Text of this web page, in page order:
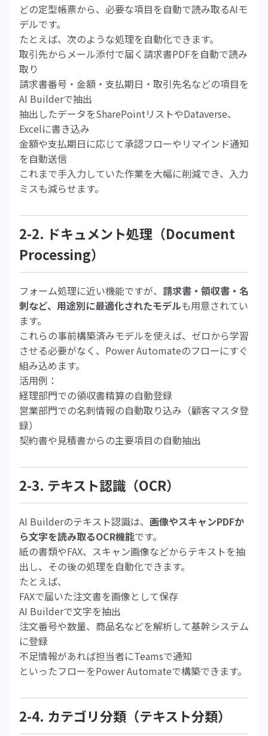
どの定型帳票から、必要な項目を自動で読み取るAIモ
デルです。
たとえば、次のような処理を自動化できます。
取引先からメール添付で届く請求書PDFを自動で読み
取り
請求書番号・金額・支払期日・取引先名などの項目を
AI Builderで抽出
抽出したデータをSharePointリストやDataverse、
Excelに書き込み
金額や支払期日に応じて承認フローやリマインド通知
を自動送信
これまで手入力していた作業を大幅に削減でき、入力
ミスも減らせます。
2-2. ドキュメント処理（Document
Processing）
フォーム処理に近い機能ですが、 請求書・領収書・名
刺など、用途別に最適化されたモデルも用意されてい
ます。
これらの事前構築済みモデルを使えば、ゼロから学習
させる必要がなく、Power Automateのフローにすぐ
組み込めます。
活用例：
経理部門での領収書精算の自動登録
営業部門での名刺情報の自動取り込み（顧客マスタ登
録）
契約書や見積書からの主要項目の自動抽出
2-3. テキスト認識（OCR）
AI Builderのテキスト認識は、 画像やスキャンPDFか
ら文字を読み取るOCR機能です。
紙の書類やFAX、スキャン画像などからテキストを抽
出し、その後の処理を自動化できます。
たとえば、
FAXで届いた注文書を画像として保存
AI Builderで文字を抽出
注文番号や数量、商品名などを解析して基幹システム
に登録
不足情報があれば担当者にTeamsで通知
といったフローをPower Automateで構築できます。
2-4. カテゴリ分類（テキスト分類）